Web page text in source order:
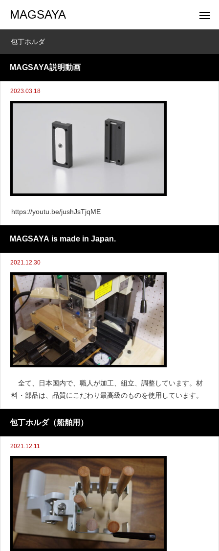
MAGSAYA
包丁ホルダ
MAGSAYA説明動画
2023.03.18
https://youtu.be/jushJsTjqME
MAGSAYA is made in Japan.
2021.12.30
全て、日本国内で、職人が加工、組立、調整しています。材
料・部品は、品質にこだわり最高級のものを使用しています。
包丁ホルダ（船舶用）
2021.12.11